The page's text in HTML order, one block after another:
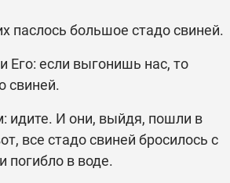
паслось большое стадо свиней.
Его: если выгонишь нас, то
свиней.
идите. И они, выйдя, пошли в
все стадо свиней бросилось с
погибло в воде.